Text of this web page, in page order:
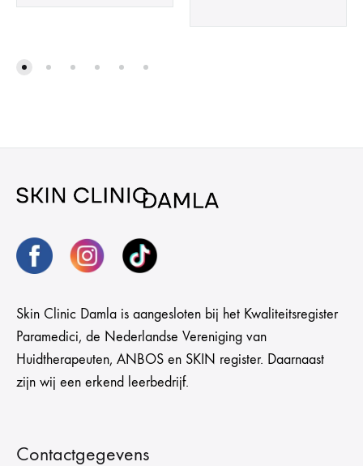
Skin Clinic Damla is aangesloten bij het Kwaliteitsregister
Paramedici, de Nederlandse Vereniging van
Huidtherapeuten, ANBOS en SKIN register. Daarnaast
zijn wij een erkend leerbedrijf.
Contactgegevens